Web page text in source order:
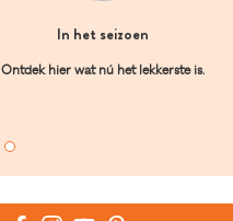
In het seizoen
Ontdek hier wat nú het lekkerste is.